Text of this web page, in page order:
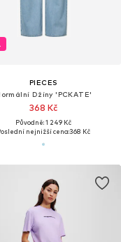
PIECES
Džíny 'PCKATE'
368 Kč
Původně: 1 249 Kč
nejnižší cena:368 Kč